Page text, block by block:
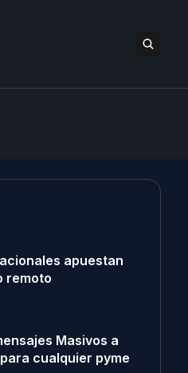
apuestan
remoto
Masivos a
cualquier pyme